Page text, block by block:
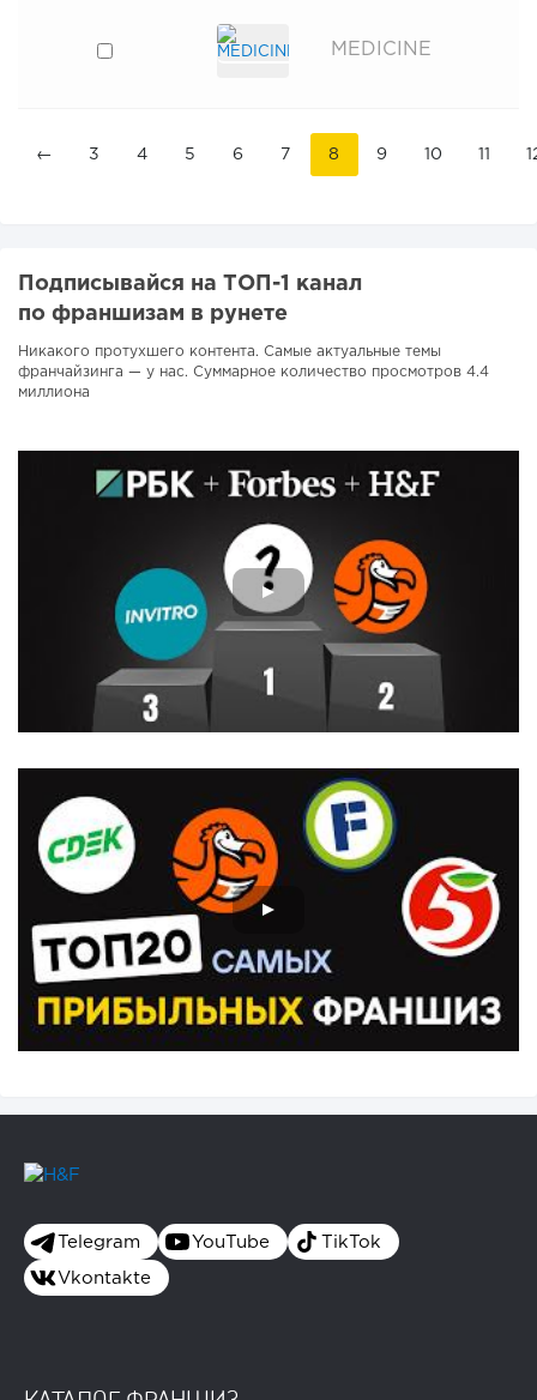
MEDICINE
← 3 4 5 6 7 8 9 10 11
Подписывайся на ТОП-1 канал
по франшизам в рунете
Никакого протухшего контента. Самые актуальные темы
франчайзинга — у нас. Суммарное количество просмотров 4.4
миллиона
Telegram YouTube TikTok
Vkontakte